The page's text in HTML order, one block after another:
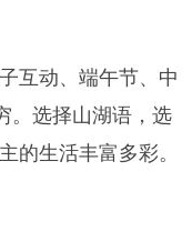
互动、端午节、中
。选择山湖语，选
的生活丰富多彩。